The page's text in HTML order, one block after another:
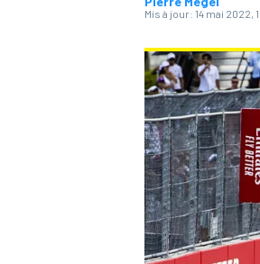
Mis à jour: 14 mai 2022,